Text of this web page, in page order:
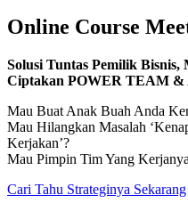
Online Course
Solusi Tuntas Pemilik Bisnis,
Ciptakan POWER TEAM &
Mau Buat Anak Buah Anda
Mau Hilangkan Masalah
Kerjakan’?
Mau Pimpin Tim Yang
Cari Tahu Strateginya Sekarang